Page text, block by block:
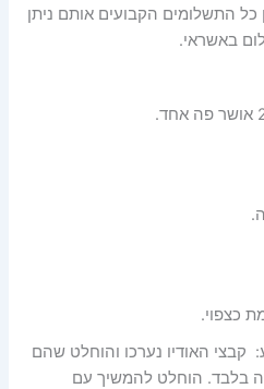
כל התשלומים הקבועים אותם ניתן
באשראי.
כצפוי.
גרסת שמע: קבצי האודיו נערכו והוחלט שהם
בלבד. הוחלט להמשיך עם